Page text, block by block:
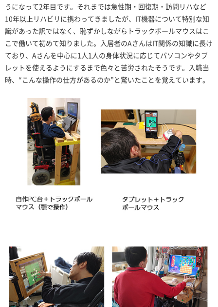
うになって2年目です。それまでは急性期・回復期・訪問リハなど
10年以上リハビリに携わってきましたが、IT機器について特別な知
識があった訳ではなく、恥ずかしながらトラックボールマウスはこ
こで働いて初めて知りました。入居者のAさんはIT関係の知識に長け
ており、Aさんを中心に1人1人の身体状況に応じてパソコンやタブ
レットを使えるようにするまで色々と苦労されたそうです。入職当
時、“こんな操作の仕方があるのか”と驚いたことを覚えています。